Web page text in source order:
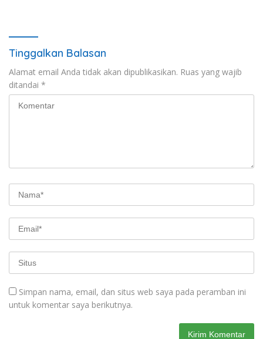
Tinggalkan Balasan
Alamat email Anda tidak akan dipublikasikan. Ruas yang wajib
ditandai *
Simpan nama, email, dan situs web saya pada peramban ini
untuk komentar saya berikutnya.